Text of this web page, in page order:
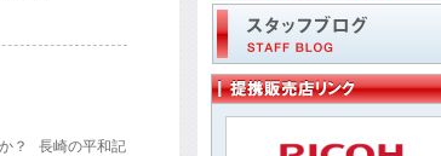
？ 長崎の平和記